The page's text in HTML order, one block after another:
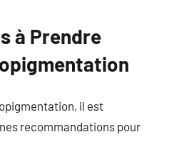
à Prendre
il est
recommandations pour